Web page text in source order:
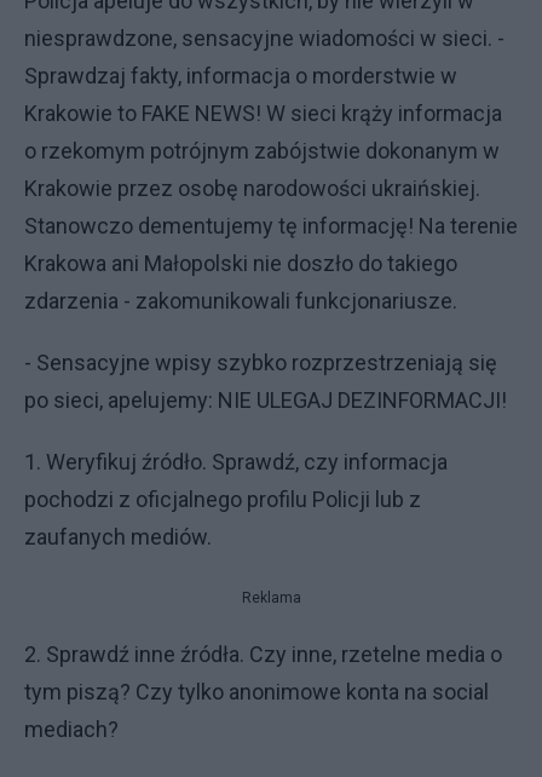
niesprawdzone, sensacyjne wiadomości w sieci. -
Sprawdzaj fakty, informacja o morderstwie w
Krakowie to FAKE NEWS! W sieci krąży informacja
o rzekomym potrójnym zabójstwie dokonanym w
Krakowie przez osobę narodowości ukraińskiej.
Stanowczo dementujemy tę informację! Na terenie
Krakowa ani Małopolski nie doszło do takiego
zdarzenia - zakomunikowali funkcjonariusze.
- Sensacyjne wpisy szybko rozprzestrzeniają się
po sieci, apelujemy: NIE ULEGAJ DEZINFORMACJI!
1. Weryfikuj źródło. Sprawdź, czy informacja
pochodzi z oficjalnego profilu Policji lub z
zaufanych mediów.
Reklama
2. Sprawdź inne źródła. Czy inne, rzetelne media o
tym piszą? Czy tylko anonimowe konta na social
mediach?